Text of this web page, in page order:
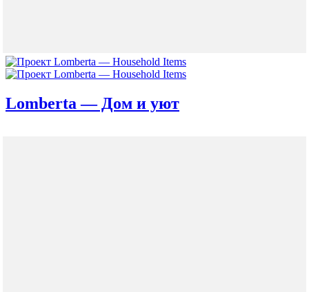
Lomberta — Дом и уют